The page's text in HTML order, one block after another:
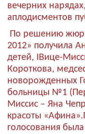
вечерних
аплодисментов
По решению
2012» получила
детей, IВице-
Короткова,
новорожденных
больницы №1
Миссис – Яна
красоты
голосования